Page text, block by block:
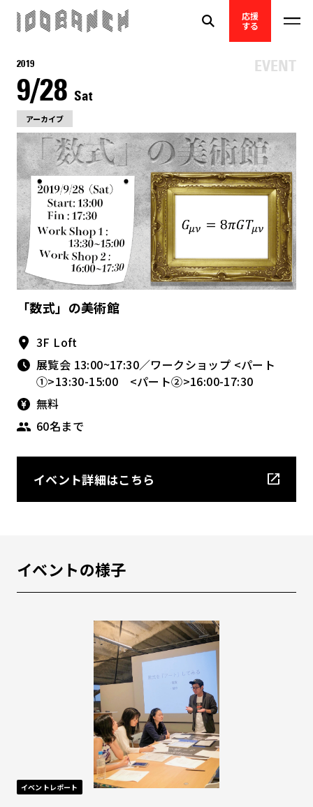
応援
する
2019
9/28 Sat
アーカイブ
「数式」の美術館
3F Loft
展覧会 13:00~17:30／ワークショップ <パート
①>13:30-15:00 <パート②>16:00-17:30
無料
60名まで
イベント詳細はこちら
イベントの様子
イベントレポート